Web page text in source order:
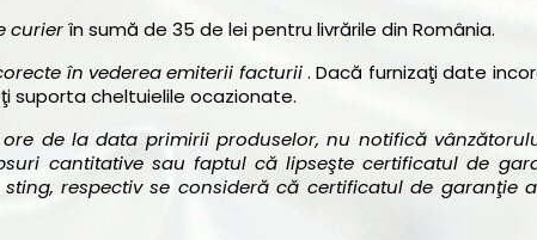
curierîn sumă de 35 de lei pentru livrările din România.
în vederea emiterii facturii. Dacă furnizaţi date
suporta cheltuielile ocazionate.
de la data primirii produselor, nu notifică
cantitative sau faptul că lipseşte certificatul de
respectiv se consideră că certificatul de garanţie